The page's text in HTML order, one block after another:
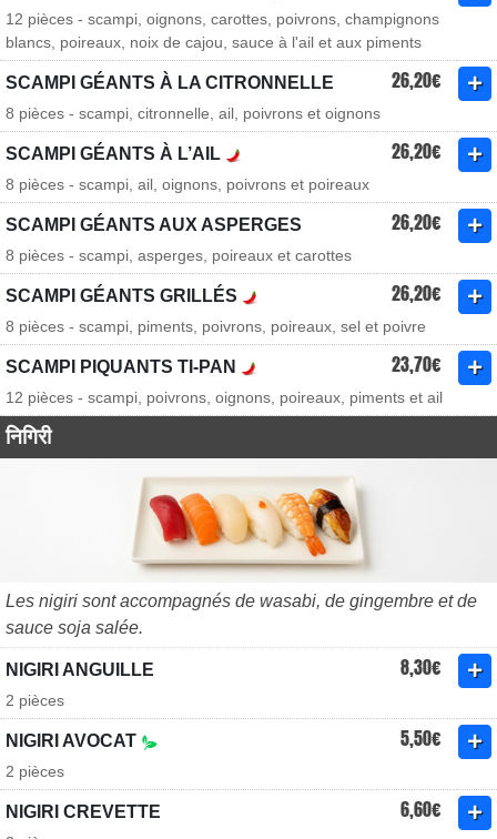
12 pièces - scampi, oignons, carottes, poivrons, champignons
blancs, poireaux, noix de cajou, sauce à l'ail et aux piments
SCAMPI GÉANTS À LA CITRONNELLE 26,20€
8 pièces - scampi, citronnelle, ail, poivrons et oignons
SCAMPI GÉANTS À L’AIL 26,20€
8 pièces - scampi, ail, oignons, poivrons et poireaux
SCAMPI GÉANTS AUX ASPERGES 26,20€
8 pièces - scampi, asperges, poireaux et carottes
SCAMPI GÉANTS GRILLÉS 26,20€
8 pièces - scampi, piments, poivrons, poireaux, sel et poivre
SCAMPI PIQUANTS TI-PAN 23,70€
12 pièces - scampi, poivrons, oignons, poireaux, piments et ail
निगिरी
Les nigiri sont accompagnés de wasabi, de gingembre et de
sauce soja salée.
NIGIRI ANGUILLE 8,30€
2 pièces
NIGIRI AVOCAT 5,50€
2 pièces
NIGIRI CREVETTE 6,60€